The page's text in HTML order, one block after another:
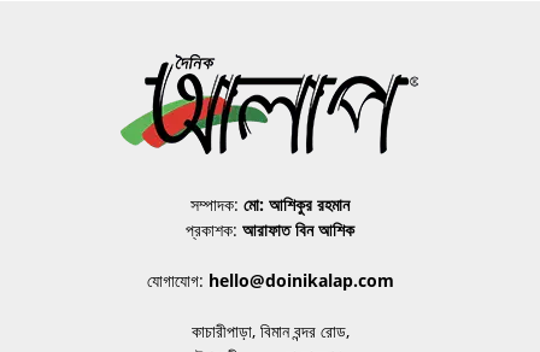
সম্পাদক: মো: আশিকুর রহমান
প্রকাশক: আরাফাত বিন আশিক
যোগাযোগ: hello@doinikalap.com
কাচারীপাড়া, বিমান বন্দর রোড,